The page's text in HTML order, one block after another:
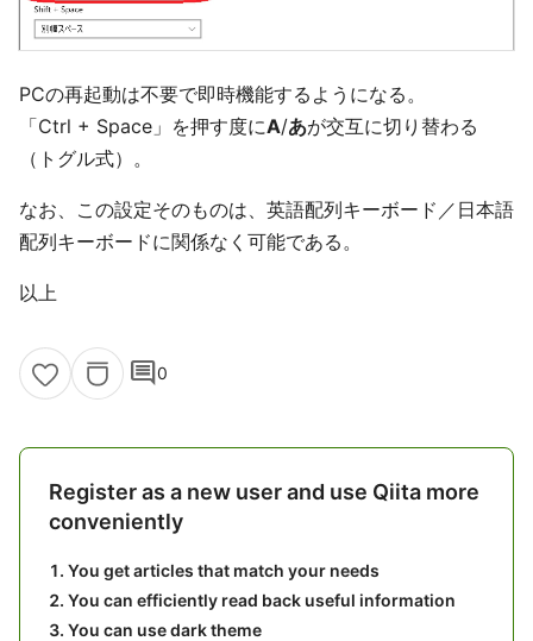
PCの再起動は不要で即時機能するようになる。
「Ctrl + Space」を押す度にA/あが交互に切り替わる
（トグル式）。
なお、この設定そのものは、英語配列キーボード／日本語
配列キーボードに関係なく可能である。
以上
comment0
Register as a new user and use Qiita more
conveniently
You get articles that match your needs
You can efficiently read back useful information
You can use dark theme